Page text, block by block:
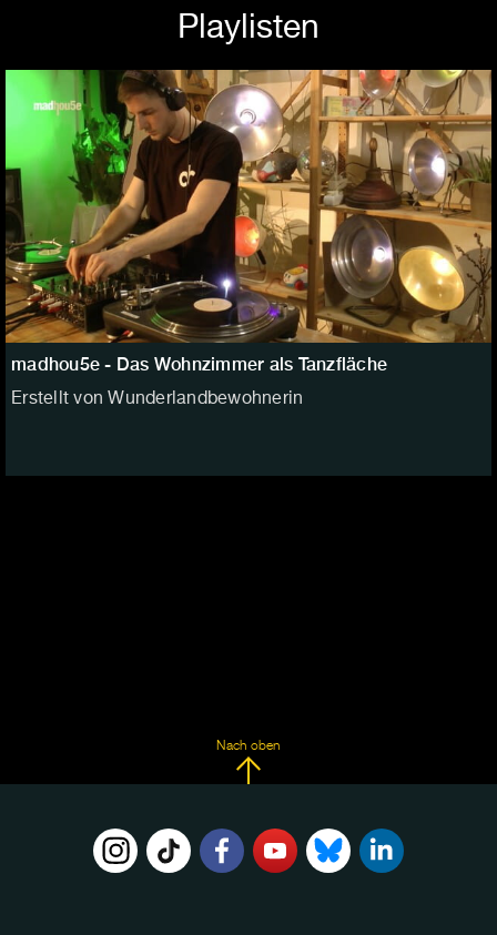
Playlisten
madhou5e - Das Wohnzimmer als Tanzfläche
Erstellt von Wunderlandbewohnerin
Nach oben